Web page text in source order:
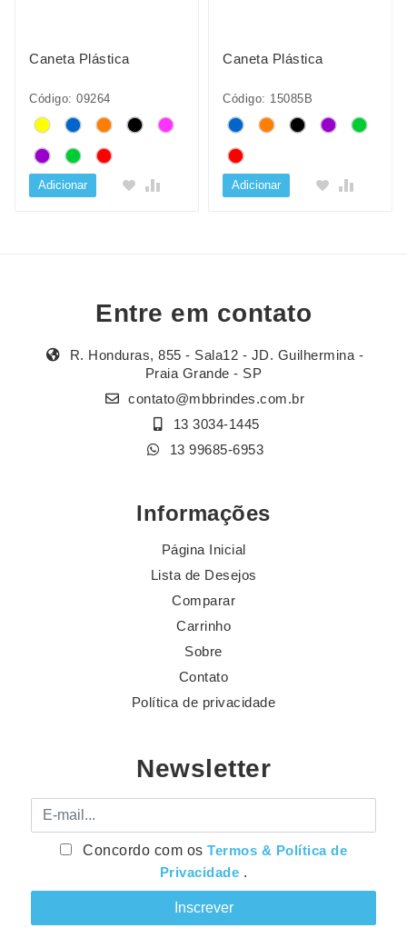
Caneta Plástica
Código: 09264
Adicionar
Caneta Plástica
Código: 15085B
Adicionar
Entre em contato
R. Honduras, 855 - Sala12 - JD. Guilhermina -
Praia Grande - SP
contato@mbbrindes.com.br
13 3034-1445
13 99685-6953
Informações
Página Inicial
Lista de Desejos
Comparar
Carrinho
Sobre
Contato
Política de privacidade
Newsletter
E-mail
Concordo com osTermos & Política de
Privacidade .